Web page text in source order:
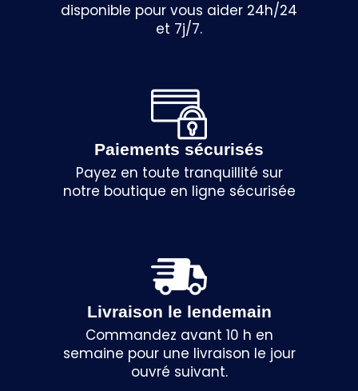
disponible pour vous aider 24h/24
et 7j/7.
Paiements sécurisés
Payez en toute tranquillité sur
notre boutique en ligne sécurisée
Livraison le lendemain
Commandez avant 10 h en
semaine pour une livraison le jour
ouvré suivant.